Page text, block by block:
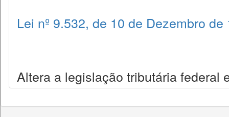
Lei nº 9.532, de 10 de Dezembro de
Altera a legislação tributária federal